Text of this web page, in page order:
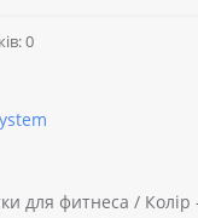
0
для фитнеса / Колір